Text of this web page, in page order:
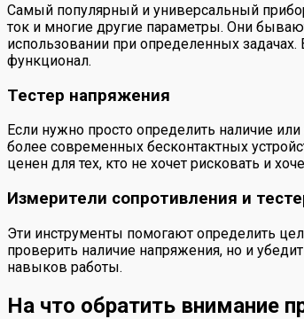
Самый популярный и универсальный
ток и многие другие параметры. Они
использовании при определенных
функционал.
Тестер напряжения
Если нужно просто определить наличие
более современных бесконтактных
ценен для тех, кто не хочет рисковать и
Измерители сопротивления и
Эти инструменты помогают определить
проверить наличие напряжения, но и
навыков работы.
На что обратить внимание